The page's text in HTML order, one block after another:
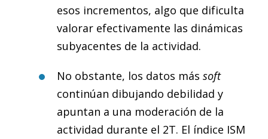
esos incrementos, algo que dificulta
valorar efectivamente las dinámicas
subyacentes de la actividad.
No obstante, los datos más soft
continúan dibujando debilidad y
apuntan a una moderación de la
actividad durante el 2T. El índice ISM